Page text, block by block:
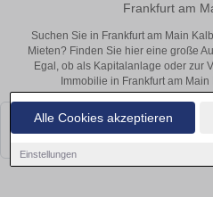
Alle Cookies akzeptieren
Einstellungen
Frankfurt am
Suchen Sie in Frankfurt am Main
Mieten? Finden Sie hier eine große
Egal, ob als Kapitalanlage oder zur
Immobilie in Frankfurt am
Leider konnten wir derzeit keine
bald wieder vorbei!